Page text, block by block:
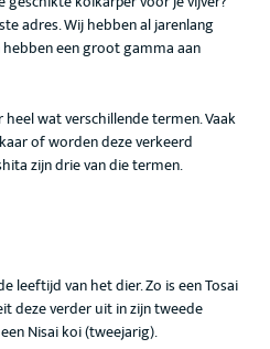
adres. Wij hebben al jarenlang
een groot gamma aan
wat verschillende termen. Vaak
of worden deze verkeerd
zijn drie van die termen.
leeftijd van het dier. Zo is een Tosai
deze verder uit in zijn tweede
Nisai koi (tweejarig).